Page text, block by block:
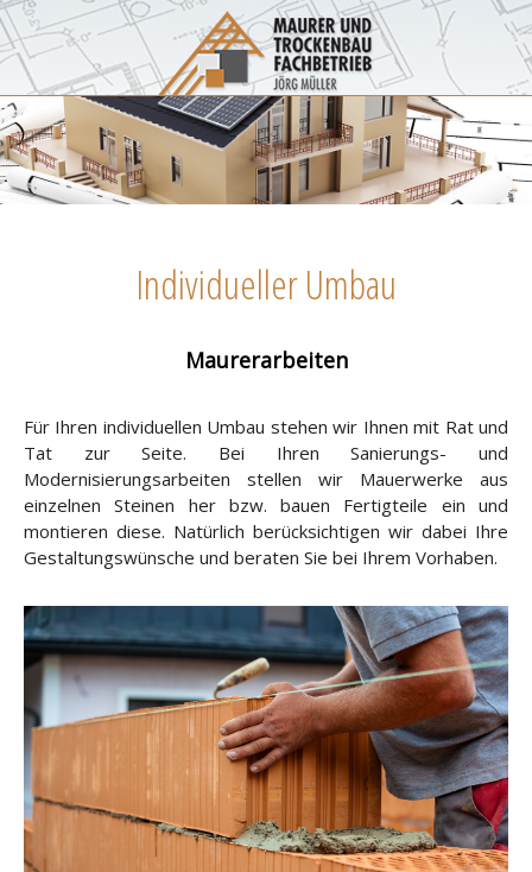
Individueller Umbau
Maurerarbeiten
Für Ihren individuellen Umbau stehen wir Ihnen mit Rat und
Tat zur Seite. Bei Ihren Sanierungs- und
Modernisierungsarbeiten stellen wir Mauerwerke aus
einzelnen Steinen her bzw. bauen Fertigteile ein und
montieren diese. Natürlich berücksichtigen wir dabei Ihre
Gestaltungswünsche und beraten Sie bei Ihrem Vorhaben.